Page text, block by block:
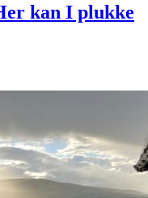
kan I plukke